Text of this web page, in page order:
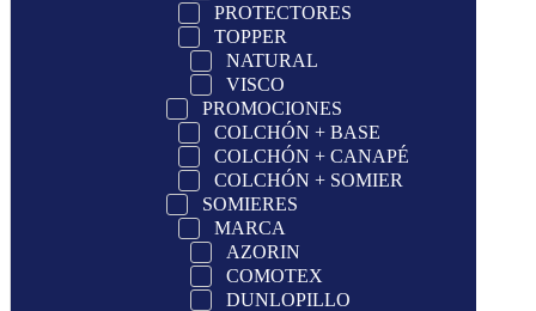
PROTECTORES
TOPPER
NATURAL
VISCO
PROMOCIONES
COLCHÓN + BASE
COLCHÓN + CANAPÉ
COLCHÓN + SOMIER
SOMIERES
MARCA
AZORIN
COMOTEX
DUNLOPILLO